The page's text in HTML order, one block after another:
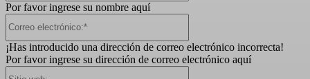
Por favor ingrese su nombre aquí
¡Has introducido una dirección de correo electrónico incorrecta!
Por favor ingrese su dirección de correo electrónico aquí